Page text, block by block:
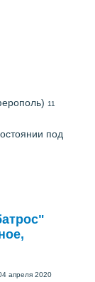
11
под
апреля 2020